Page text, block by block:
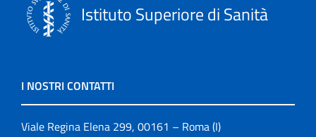
Istituto Superiore di Sanità
I NOSTRI CONTATTI
Viale Regina Elena 299, 00161 – Roma (I)